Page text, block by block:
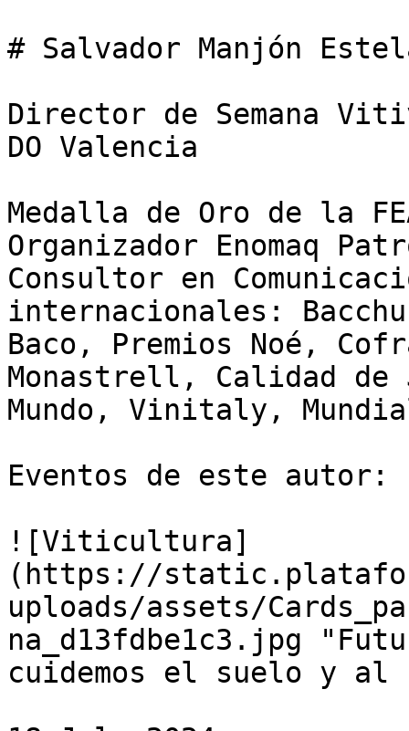
# Salvador Manjón
Director de Semana
DO Valencia
Medalla de Oro de la
Organizador Enomaq
Consultor en
internacionales:
Baco, Premios Noé,
Monastrell, Calidad
Mundo, Vinitaly,
Eventos de este autor:
![Viticultura]
(https://
uploads/assets/
na_d13fdbe1c3.jpg
cuidemos el suelo y al